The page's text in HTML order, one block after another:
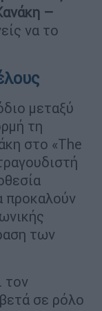
–
να το
μεταξύ
τη
στο «The
προκαλούν
των
τον
σε ρόλο